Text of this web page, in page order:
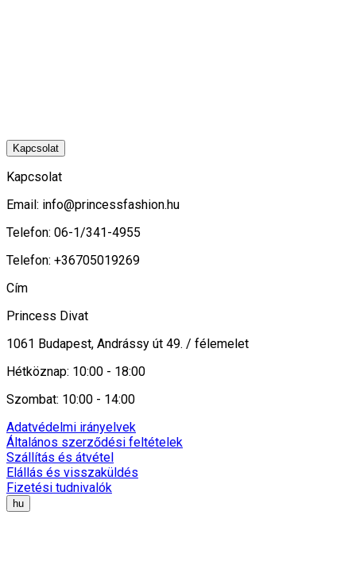
Kapcsolat
Kapcsolat
Email: info@princessfashion.hu
Telefon: 06-1/341-4955
Telefon: +36705019269
Cím
Princess Divat
1061 Budapest, Andrássy út 49. / félemelet
Hétköznap: 10:00 - 18:00
Szombat: 10:00 - 14:00
Adatvédelmi irányelvek
Általános szerződési feltételek
Szállítás és átvétel
Elállás és visszaküldés
Fizetési tudnivalók
hu